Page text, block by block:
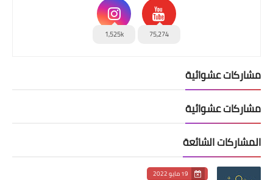
75,274
1,525k
مشاركات عشوائية
مشاركات عشوائية
المشاركات الشائعة
19 مايو 2022